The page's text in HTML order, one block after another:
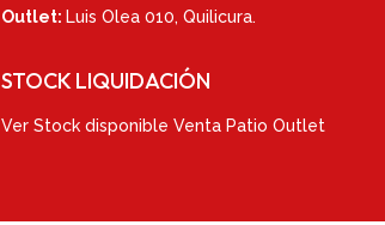
Outlet: Luis Olea 010,Quilicura.
STOCK LIQUIDACIÓN
VerStock disponible Venta Patio Outlet